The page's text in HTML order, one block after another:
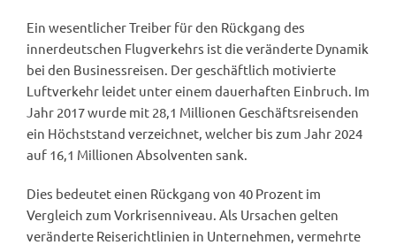
Ein wesentlicher Treiber für den Rückgang des
innerdeutschen Flugverkehrs ist die veränderte Dynamik
bei den Businessreisen. Der geschäftlich motivierte
Luftverkehr leidet unter einem dauerhaften Einbruch. Im
Jahr 2017 wurde mit 28,1 Millionen Geschäftsreisenden
ein Höchststand verzeichnet, welcher bis zum Jahr 2024
auf 16,1 Millionen Absolventen sank.
Dies bedeutet einen Rückgang von 40 Prozent im
Vergleich zum Vorkrisenniveau. Als Ursachen gelten
veränderte Reiserichtlinien in Unternehmen, vermehrte